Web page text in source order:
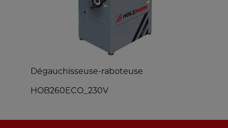
Dégauchisseuse-raboteuse
HOB260ECO_230V